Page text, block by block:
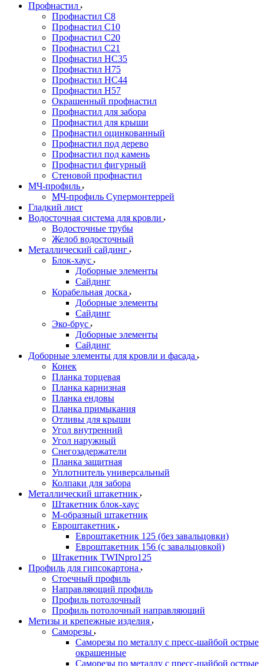
Профнастил
Профнастил С8
Профнастил С10
Профнастил С20
Профнастил С21
Профнастил НС35
Профнастил Н75
Профнастил HC44
Профнастил Н57
Окрашенный профнастил
Профнастил для забора
Профнастил для крыши
Профнастил оцинкованный
Профнастил под дерево
Профнастил под камень
Профнастил фигурный
Стеновой профнастил
МЧ-профиль
МЧ-профиль Супермонтеррей
Гладкий лист
Водосточная система для кровли
Водосточные трубы
Желоб водосточный
Металлический сайдинг
Блок-хаус
Доборные элементы
Сайдинг
Корабельная доска
Доборные элементы
Сайдинг
Эко-брус
Доборные элементы
Сайдинг
Доборные элементы для кровли и фасада
Конек
Планка торцевая
Планка карнизная
Планка ендовы
Планка примыкания
Отливы для крыши
Угол внутренний
Угол наружный
Снегозадержатели
Планка защитная
Уплотнитель универсальный
Колпаки для забора
Металлический штакетник
Штакетник блок-хаус
М-образный штакетник
Евроштакетник
Евроштакетник 125 (без завальцовки)
Евроштакетник 156 (с завальцовкой)
Штакетник TWINpro125
Профиль для гипсокартона
Стоечный профиль
Направляющий профиль
Профиль потолочный
Профиль потолочный направляющий
Метизы и крепежные изделия
Саморезы
Саморезы по металлу с пресс-шайбой острые
окрашенные
Саморезы по металлу с пресс-шайбой острые